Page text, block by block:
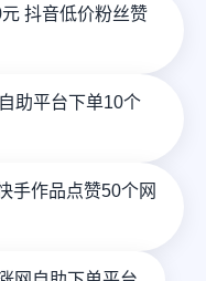
抖音低价粉丝赞
助平台下单10个
手作品点赞50个网